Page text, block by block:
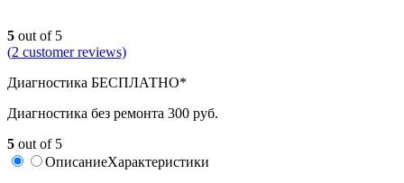
5 out of 5
(2 customer reviews)
Диагностика БЕСПЛАТНО*
Диагностика без ремонта 300 руб.
5 out of 5
ОписаниеХарактеристики